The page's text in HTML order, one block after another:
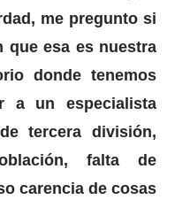
me pregunto si
que esa es nuestra
donde tenemos
a un especialista
tercera división,
falta de
carencia de cosas